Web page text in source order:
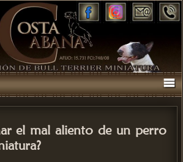
el mal aliento de un perro